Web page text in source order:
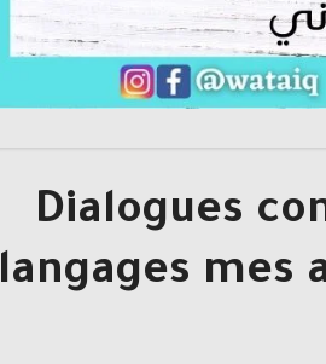
Dialogues
langages mes